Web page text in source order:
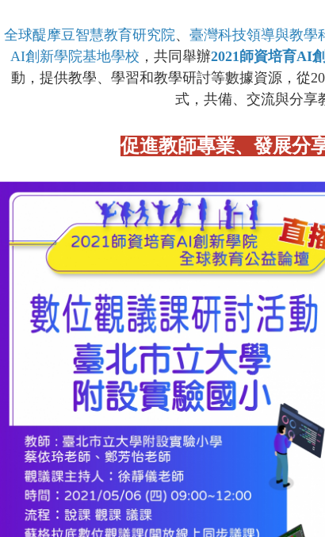
全球醍摩豆智慧教育研究院、 臺灣科技領導與教學
AI創新學院基地學校 ，共同舉辦2021師資培育AI
動，提供教學、學習和教學研討等數據資源，從
式，共備、交流與分享
促進教師專業、發展分